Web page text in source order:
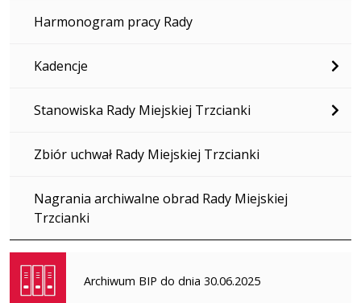
Harmonogram pracy Rady
Kadencje
Stanowiska Rady Miejskiej Trzcianki
Zbiór uchwał Rady Miejskiej Trzcianki
Nagrania archiwalne obrad Rady Miejskiej
Trzcianki
Archiwum BIP do dnia 30.06.2025